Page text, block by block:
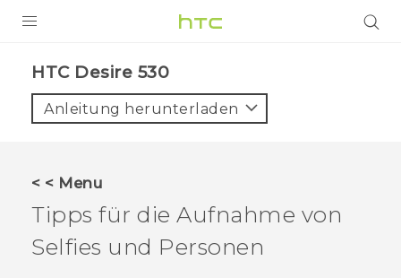
VIVE
VIVERSE
HTC Desire 530‎
Anleitung herunterladen
< < Menu
Tipps für die Aufnahme von
Selfies und Personen